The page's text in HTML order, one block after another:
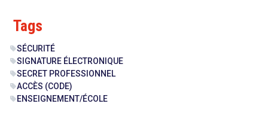
Tags
sellSÉCURITÉ
sellSIGNATURE ÉLECTRONIQUE
sellSECRET PROFESSIONNEL
sellACCÈS (CODE)
sell ENSEIGNEMENT/ÉCOLE